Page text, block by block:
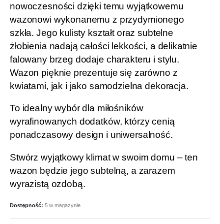
nowoczesności dzięki temu wyjątkowemu
wazonowi wykonanemu z przydymionego
szkła. Jego kulisty kształt oraz subtelne
żłobienia nadają całości lekkości, a delikatnie
falowany brzeg dodaje charakteru i stylu.
Wazon pięknie prezentuje się zarówno z
kwiatami, jak i jako samodzielna dekoracja.
To idealny wybór dla miłośników
wyrafinowanych dodatków, którzy cenią
ponadczasowy design i uniwersalność.
Stwórz wyjątkowy klimat w swoim domu – ten
wazon będzie jego subtelną, a zarazem
wyrazistą ozdobą.
Dostępność: 5 w magazynie